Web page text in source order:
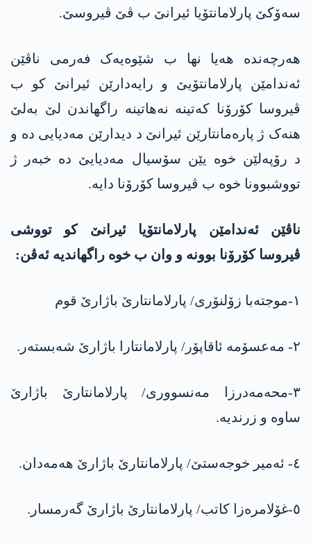
سەۆکێ پارلامانتۆیا ئیرانێ ب ڤێ ڤیروسێ.
هەرچەندە هەیا نها ب شێوەیەک فەرمی ناڤێن
ئەندامێن پارلامانتۆیێ و رایەدارێن ئیرانێ کو ب
ڤیروسا کۆرۆنا کەتینە نەهاتینە راگهاندن لێ بەلێ
هنەک ژ پارەمانتارێن ئیرانێ د دیدارێن مەدیایی دە و
د رۆپەلێن خوە یێن سۆسیال مەدیایێ دە خبەر ژ
تووشبوونا خوە ب ڤیروسا کۆرۆنا دایە.
ناڤێن ئەندامێن پارلامانتۆیا ئیرانێ کو تووشی
ڤیروسا کۆرۆنا بوونە و وان ب خوە راگهاندیە ئەڤن:
١-موجتەبا زۆلنۆری/ پارلامانتارێ باژارێ قوم
٢- مەعسۆمە ئاقاپۆر/ پارلامانتارا باژارێ شەبستەر.
٣-محەمەدرزا مەنسووری/ پارلامانتارێ باژارێ
ساوە و زرندیە.
٤- ئەمیر خوجەستێ/ پارلامانتارێ باژارێ هەمەدان.
٥-غۆلامرەزا کاتب/ پارلامانتارێ باژارێ گەرمسار.